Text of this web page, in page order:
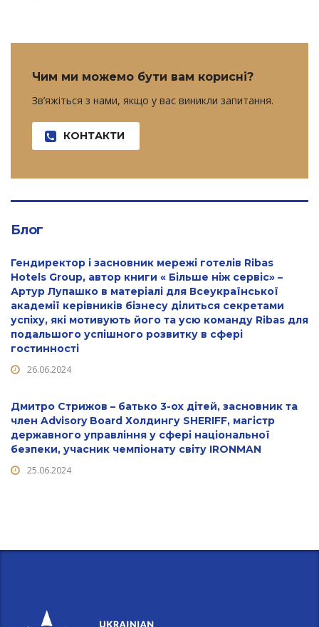
Чим ми можемо бути вам корисні?
Зв’яжіться з нами, якщо у вас виникли запитання.
КОНТАКТИ
Блог
Гендиректор і засновник мережі готелів Ribas
Hotels Group, автор книги « Більше ніж сервіс» –
Артур Лупашко в матеріалі для Всеукраїнської
академії керівників бізнесу ділиться секретами
успіху, які мотивують його та усю команду Ribas для
подальшого успішного розвитку в сфері
гостинності
26.06.2024
Дмитро Стрижов – батько 3-ох дітей, засновник та
член Advisory Board Холдингу SHERIFF, магістр
державного управління у сфері національної
безпеки, учасник чемпіонату світу IRONMAN
25.06.2024